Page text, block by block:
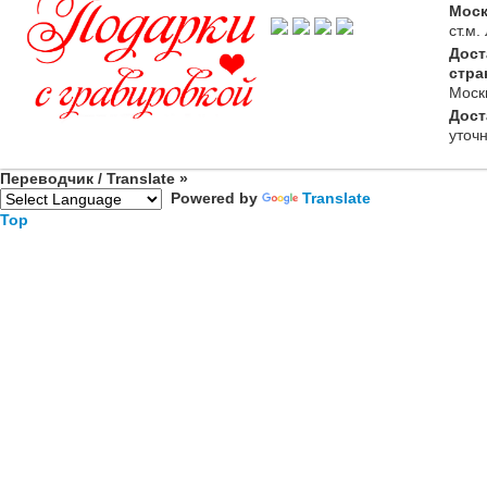
ст.м.
Переводчик / Translate »
Powered by
Translate
Top